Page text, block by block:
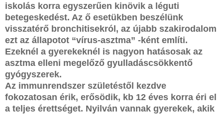
iskolás korra egyszerűen kinövik a léguti
betegeskedést. Az ő esetükben beszélünk
visszatérő bronchitisekról, az újabb szakirodalom
ezt az állapotot “vírus-asztma” -ként említi.
Ezeknél a gyerekeknél is nagyon hatásosak az
asztma elleni megelőző gyulladáscsökkentő
gyógyszerek.
Az immunrendszer születéstől kezdve
fokozatosan érik, erősödik, kb 12 éves korra éri el
a teljes érettséget. Nyilván vannak gyerekek, akik